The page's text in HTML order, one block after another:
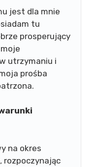
jest dla mnie
tu
prosperujący
utrzymaniu i
prośba
na okres
rozpoczynając